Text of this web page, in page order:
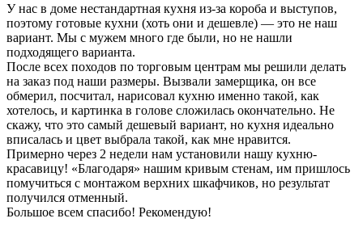
У нас в доме нестандартная кухня из-за короба и выступов,
поэтому готовые кухни (хоть они и дешевле) — это не наш
вариант. Мы с мужем много где были, но не нашли
подходящего варианта.
После всех походов по торговым центрам мы решили делать
на заказ под наши размеры. Вызвали замерщика, он все
обмерил, посчитал, нарисовал кухню именно такой, как
хотелось, и картинка в голове сложилась окончательно. Не
скажу, что это самый дешевый вариант, но кухня идеально
вписалась и цвет выбрала такой, как мне нравится.
Примерно через 2 недели нам установили нашу кухню-
красавицу! «Благодаря» нашим кривым стенам, им пришлось
помучиться с монтажом верхних шкафчиков, но результат
получился отменный.
Большое всем спасибо! Рекомендую!